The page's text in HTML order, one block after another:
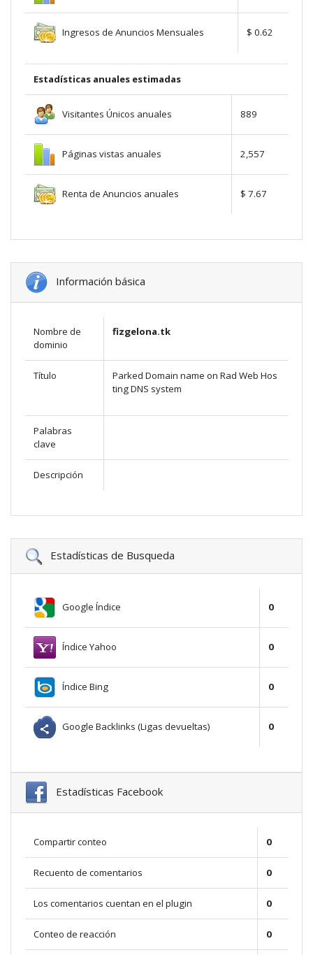
Ingresos de Anuncios Mensuales $ 0.62
Estadísticas anuales estimadas
Visitantes Únicos anuales 889
Páginas vistas anuales 2,557
Renta de Anuncios anuales $ 7.67
Información básica
Nombre de
dominio
fizgelona.tk
Título
Parked Domain name on Rad Web Hos
ting DNS system
Palabras
clave
Descripción
Estadísticas de Busqueda
Google Índice 0
Índice Yahoo 0
Índice Bing 0
Google Backlinks (Ligas devueltas) 0
Estadísticas Facebook
Compartir conteo 0
Recuento de comentarios 0
Los comentarios cuentan en el plugin 0
Conteo de reacción 0